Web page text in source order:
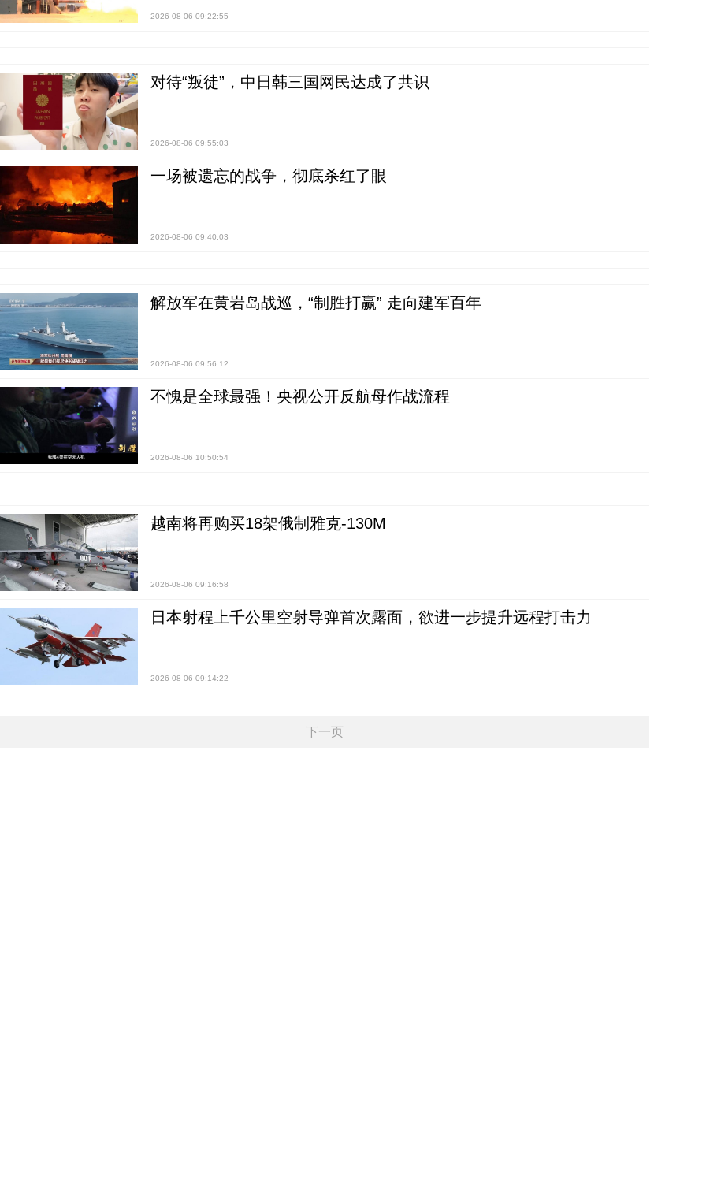
2026-08-06 09:22:55
对待“叛徒”，中日韩三国网民达成了共识
2026-08-06 09:55:03
一场被遗忘的战争，彻底杀红了眼
2026-08-06 09:40:03
解放军在黄岩岛战巡，“制胜打赢” 走向建军百年
2026-08-06 09:56:12
不愧是全球最强！央视公开反航母作战流程
2026-08-06 10:50:54
越南将再购买18架俄制雅克-130M
2026-08-06 09:16:58
日本射程上千公里空射导弹首次露面，欲进一步提升远程打击力
2026-08-06 09:14:22
下一页